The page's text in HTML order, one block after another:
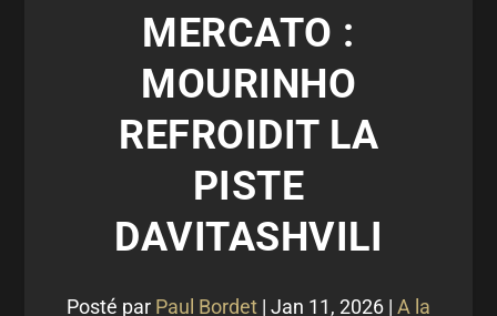
MERCATO :
MOURINHO
REFROIDIT LA
PISTE
DAVITASHVILI
Posté par Paul Bordet | Jan 11, 2026 | A la